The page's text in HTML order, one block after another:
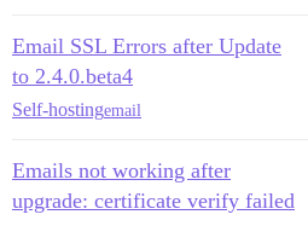
Email SSL Errors after Update
to 2.4.0.beta4
Self-hostingemail
Emails not working after
upgrade: certificate verify failed